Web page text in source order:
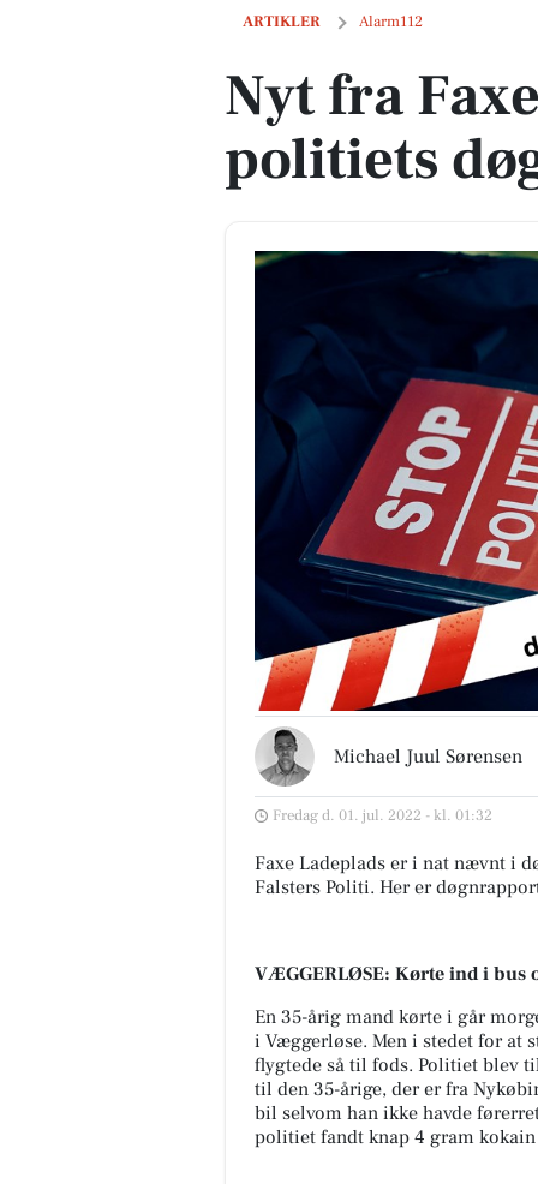
ARTIKLER Alarm112
Nyt fra Faxe Ladeplads i politiets
Nyt fra
politiets
Michael Juul Sørensen
Fredag d. 01. jul. 2022 - kl. 01:32
Faxe Ladeplads er i nat nævnt i
Falsters Politi. Her er
VÆGGERLØSE: Kørte ind i bus
En 35-årig mand kørte i går
i Væggerløse. Men i stedet for at
flygtede så til fods. Politiet blev
til den 35-årige, der er fra
bil selvom han ikke havde
politiet fandt knap 4 gram